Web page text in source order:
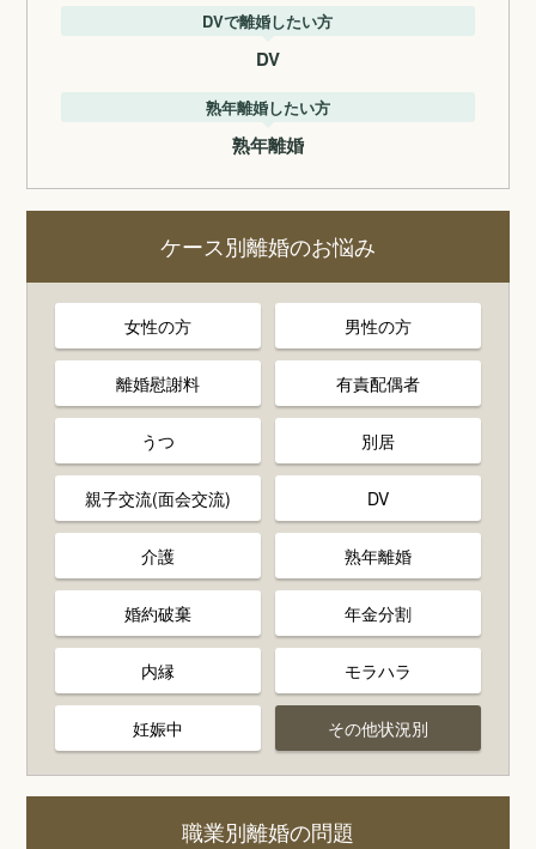
DVで離婚したい方
DV
熟年離婚したい方
熟年離婚
ケース別離婚のお悩み
女性の方 男性の方
離婚慰謝料 有責配偶者
うつ 別居
親子交流(面会交流) DV
介護 熟年離婚
婚約破棄 年金分割
内縁 モラハラ
妊娠中 その他状況別
職業別離婚の問題